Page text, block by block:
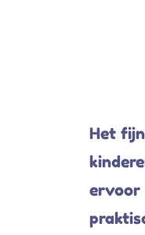
Het
ervoor